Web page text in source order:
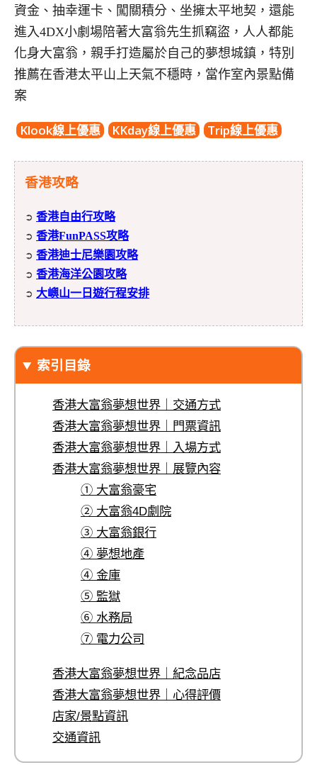
資金、抽幸運卡、闖關積分、坐擁太平地契，還能
進入4DX小劇場陪著大富翁先生抓竊盜，人人都能
化身大富翁，親手打造屬於自己的夢想城鎮，特別
推薦在香港太平山上天氣不穩時，當作室內景點備
案
Klook線上優惠 KKday線上優惠 Trip線上優惠
香港攻略
➲ 香港自由行攻略
➲ 香港FunPASS攻略
➲ 香港迪士尼樂園攻略
➲ 香港海洋公園攻略
➲ 大嶼山一日遊行程安排
索引目錄
香港大富翁夢想世界｜交通方式
香港大富翁夢想世界｜門票資訊
香港大富翁夢想世界｜入場方式
香港大富翁夢想世界｜展覽內容
① 大富翁豪宅
② 大富翁4D劇院
③ 大富翁銀行
④ 夢想地產
④ 金庫
⑤ 監獄
⑥ 水務局
⑦ 電力公司
香港大富翁夢想世界｜紀念品店
香港大富翁夢想世界｜心得評價
店家/景點資訊
交通資訊